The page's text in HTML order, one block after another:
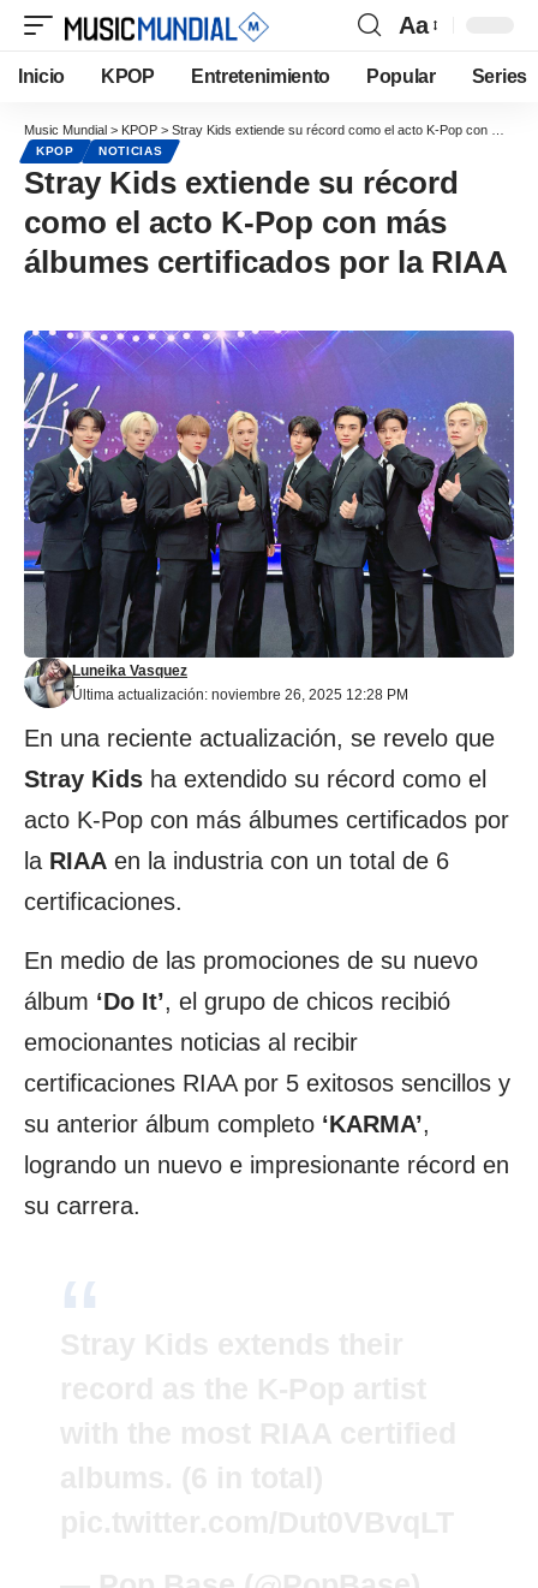
Aa
Inicio KPOP Entretenimiento Popular Series
Music Mundial > KPOP > Stray Kids extiende su récord como el acto K-Pop con más álbumes certificados por la RIAA
KPOP NOTICIAS
Stray Kids extiende su récord
como el acto K-Pop con más
álbumes certificados por la RIAA
Última actualización: noviembre 26, 2025 12:28 PM
Luneika Vasquez
En una reciente actualización, se revelo que
Stray Kids ha extendido su récord como el
acto K-Pop con más álbumes certificados por
la RIAA en la industria con un total de 6
certificaciones.
En medio de las promociones de su nuevo
álbum ‘Do It’, el grupo de chicos recibió
emocionantes noticias al recibir
certificaciones RIAApor 5 exitosos sencillos y
su anterior álbum completo ‘KARMA’,
logrando un nuevo e impresionante récord en
su carrera.